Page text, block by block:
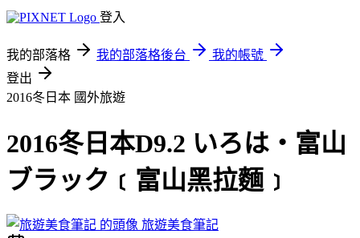
登入
我的部落格 我的部落格後台
我的帳號
登出
2016冬日本 國外旅遊
2016冬日本D9.2 いろは‧富山
ブラック﹝富山黑拉麵﹞
旅遊美食筆記